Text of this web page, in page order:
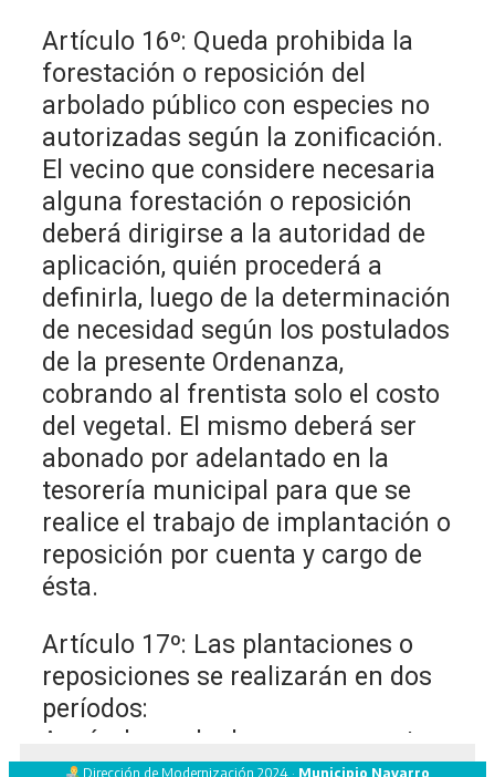
Artículo 16º: Queda prohibida la
forestación o reposición del
arbolado público con especies no
autorizadas según la zonificación.
El vecino que considere necesaria
alguna forestación o reposición
deberá dirigirse a la autoridad de
aplicación, quién procederá a
definirla, luego de la determinación
de necesidad según los postulados
de la presente Ordenanza,
cobrando al frentista solo el costo
del vegetal. El mismo deberá ser
abonado por adelantado en la
tesorería municipal para que se
realice el trabajo de implantación o
reposición por cuenta y cargo de
ésta.
Artículo 17º: Las plantaciones o
reposiciones se realizarán en dos
períodos:
A raíz desnuda de mayo a agosto, y
Dirección de Modernización 2024 · Municipio Navarro